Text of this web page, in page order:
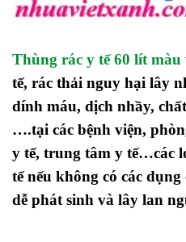
Thùng rác y tế 60 lít màu
tế, rác thải nguy hại lây
dính máu, dịch nhầy,
….tại các bệnh viện,
y tế, trung tâm y tế…các
tế nếu không có các
dễ phát sinh và lây lan